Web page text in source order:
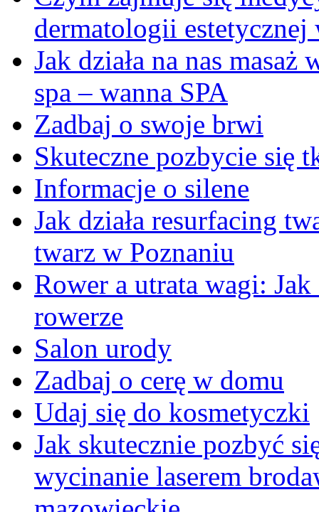
dermatologii estetycznej
Jak działa na nas
spa – wanna SPA
Zadbaj o swoje brwi
Skuteczne pozbycie się
Informacje o silene
Jak działa resurfacing
twarz w Poznaniu
Rower a utrata wagi:
rowerze
Salon urody
Zadbaj o cerę w domu
Udaj się do kosmetyczki
Jak skutecznie pozbyć
wycinanie laserem